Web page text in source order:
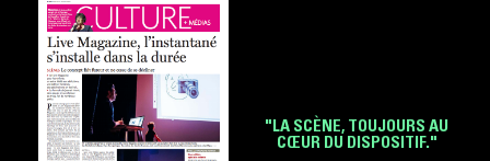
"LA SCÈNE, TOUJOURS AU
CŒUR DU DISPOSITIF."